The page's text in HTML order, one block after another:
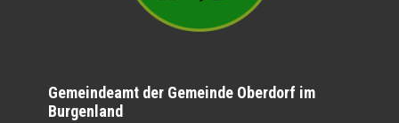
Gemeindeamt der Gemeinde Oberdorf im
Burgenland